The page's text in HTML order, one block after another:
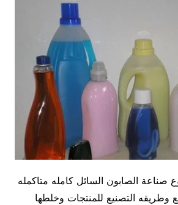
الصابون السائل كامله متاكمله
وطريقه التصنيع للمنتجات وخلطها